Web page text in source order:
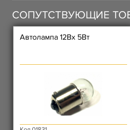
СОПУТСТВУЮЩИЕ
Автолампа 12Вх 5Вт